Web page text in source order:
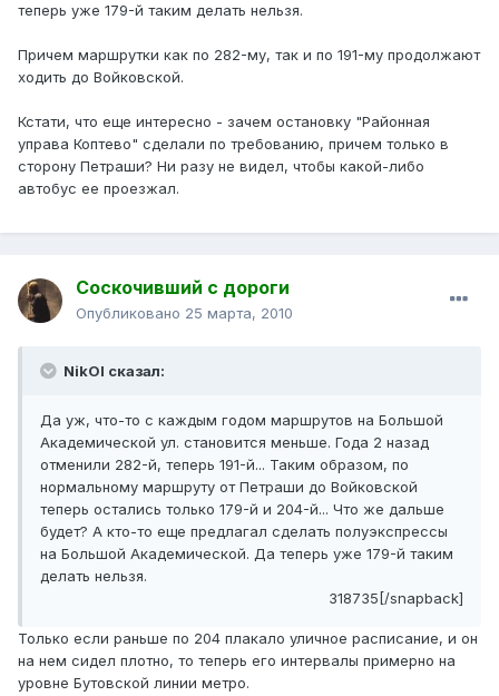
теперь уже 179-й таким делать нельзя.
Причем маршрутки как по 282-му, так и по 191-му продолжают
ходить до Войковской.
Кстати, что еще интересно - зачем остановку "Районная
управа Коптево" сделали по требованию, причем только в
сторону Петраши? Ни разу не видел, чтобы какой-либо
автобус ее проезжал.
Соскочивший с дороги
Опубликовано 25 марта, 2010
NikOl сказал:
Да уж, что-то с каждым годом маршрутов на Большой
Академической ул. становится меньше. Года 2 назад
отменили 282-й, теперь 191-й... Таким образом, по
нормальному маршруту от Петраши до Войковской
теперь остались только 179-й и 204-й... Что же дальше
будет? А кто-то еще предлагал сделать полуэкспрессы
на Большой Академической. Да теперь уже 179-й таким
делать нельзя.
318735[/snapback]
Только если раньше по 204 плакало уличное расписание, и он
на нем сидел плотно, то теперь его интервалы примерно на
уровне Бутовской линии метро.